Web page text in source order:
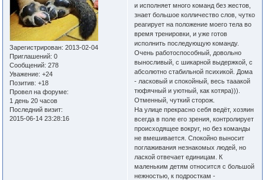
Зарегистрирован: 2013-02-04
Приглашений: 0
Сообщений: 278
Уважение: +24
Позитив: +18
Провел на форуме:
1 день 20 часов
Последний визит:
2015-06-14 23:28:16
и исполняет много команд без жестов,
знает большое колличество слов, чутко
реагирует на положение моего тела во
время тренировки, и уже готов
исполнить последующую команду.
Очень работоспособный, довольно
выносливый, с шикарной выдержкой, с
абсолютно стабильной психикой. Дома
- ласковый и спокойный, весь тааакой
тюфячный и уютный, как котяра))).
Отменный, чуткий сторож.
На улице прекрасно себя ведёт, хозяин
всегда в поле его зрения, контролирует
происходящее вокруг, но без команды
не вмешивается. Спокойно выносит
поглаживания незнакомых людей, но
лаской отвечает единицам. К
маленьким детям относится с большой
нежностью, к подросткам -